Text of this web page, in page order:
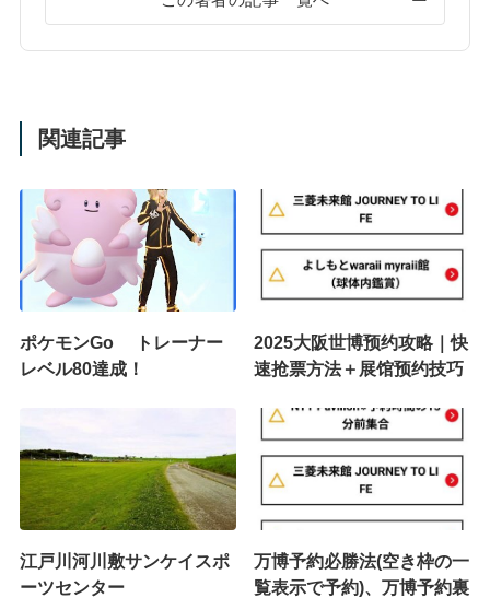
関連記事
ポケモンGo トレーナー
レベル80達成！
2025大阪世博预约攻略｜快
速抢票方法＋展馆预约技巧
江戸川河川敷サンケイスポ
ーツセンター
万博予約必勝法(空き枠の一
覧表示で予約)、万博予約裏